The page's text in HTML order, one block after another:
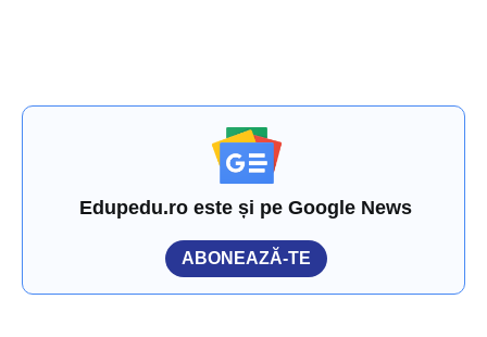
Edupedu.ro este și pe Google News
ABONEAZĂ-TE